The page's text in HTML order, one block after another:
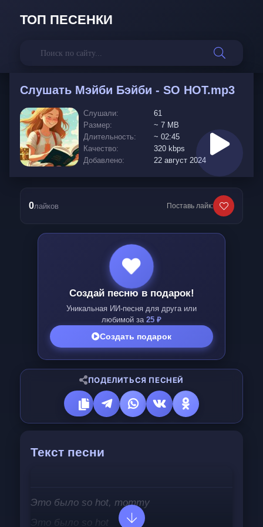
ТОП ПЕСЕНКИ
Слушать Мэйби Бэйби - SO HOT.mp3
Слушали:
61
Размер:
~ 7 MB
Длительность:
~ 02:45
Качество:
320 kbps
Добавлено:
22 август 2024
0лайков Поставь лайк:
Создай песню в подарок!
Уникальная ИИ-песня для друга или
любимой за 25 ₽
Создать подарок
ПОДЕЛИТЬСЯ ПЕСНЕЙ
Текст песни
Это было so hot, mommy
Это было so hot